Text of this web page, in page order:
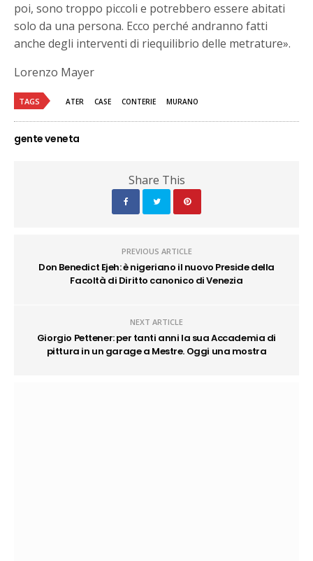
poi, sono troppo piccoli e potrebbero essere abitati
solo da una persona. Ecco perché andranno fatti
anche degli interventi di riequilibrio delle metrature».
Lorenzo Mayer
TAGS ATER CASE CONTERIE MURANO
gente veneta
Share This
PREVIOUS ARTICLE
Don Benedict Ejeh: è nigeriano il nuovo Preside della
Facoltà di Diritto canonico di Venezia
NEXT ARTICLE
Giorgio Pettener: per tanti anni la sua Accademia di
pittura in un garage a Mestre. Oggi una mostra